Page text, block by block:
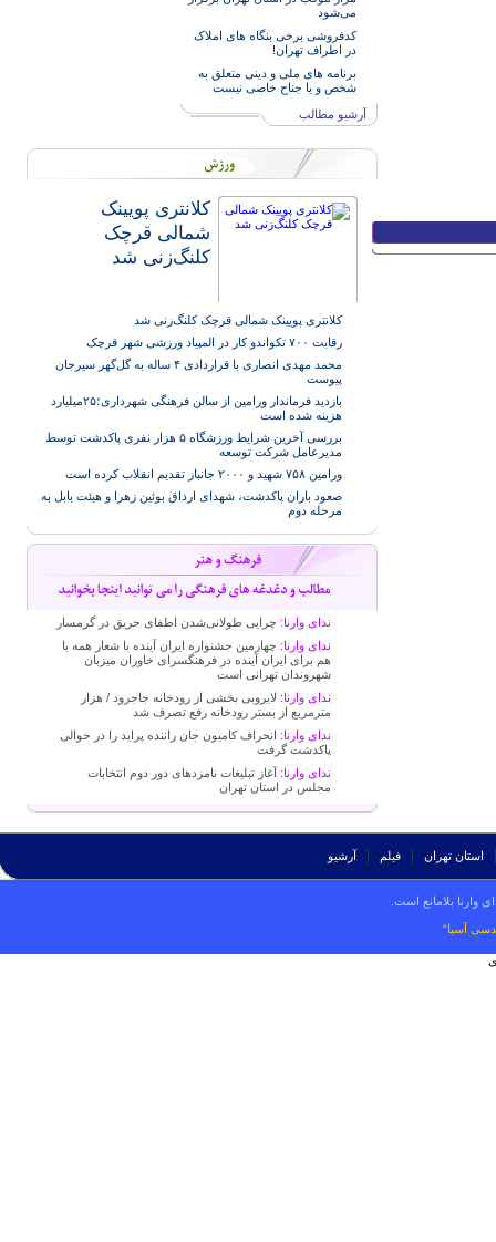
می‌شود
کدفروشی برخی بنگاه های املاک
در اطراف تهران!
برنامه های ملی و دینی متعلق به
شخص و یا جناح خاصی نیست
آرشیو مطالب
کلانتری پویینک
شمالی قرچک
کلنگ‌زنی شد
کلانتری پویینک شمالی قرچک کلنگ‌زنی شد
رقابت ۷۰۰ تکواندو کار در المپیاد ورزشی شهر قرچک
محمد مهدی انصاری با قراردادی ۴ ساله به گل‌گهر سیرجان
پیوست
بازدید فرماندار ورامین از سالن فرهنگی شهرداری؛۲۵میلیارد
هزینه شده است
بررسی آخرین شرایط ورزشگاه ۵ هزار نفری پاکدشت توسط
مدیرعامل شرکت توسعه
ورامین ۷۵۸ شهید و ۲۰۰۰ جانباز تقدیم انقلاب کرده است
صعود باران پاکدشت، شهدای ارداق بوئین زهرا و هیئت بابل به
مرحله دوم
ندای وارنا: چرایی طولانی‌شدن اطفای حریق در گرمسار
ندای وارنا: چهارمین جشنواره ایران آینده با شعار همه با
هم برای ایران آینده در فرهنگسرای خاوران میزبان
شهروندان تهرانی است
ندای وارنا: لایروبی بخشی از رودخانه جاجرود / هزار
مترمربع از بستر رودخانه رفع تصرف شد
ندای وارنا: انحراف کامیون جان راننده پراید را در حوالی
پاکدشت گرفت
ندای وارنا: آغاز تبلیغات نامزدهای دور دوم انتخابات
مجلس در استان تهران
استان تهران فیلم آرشیو
وارنا بلامانع است.
آسیا“